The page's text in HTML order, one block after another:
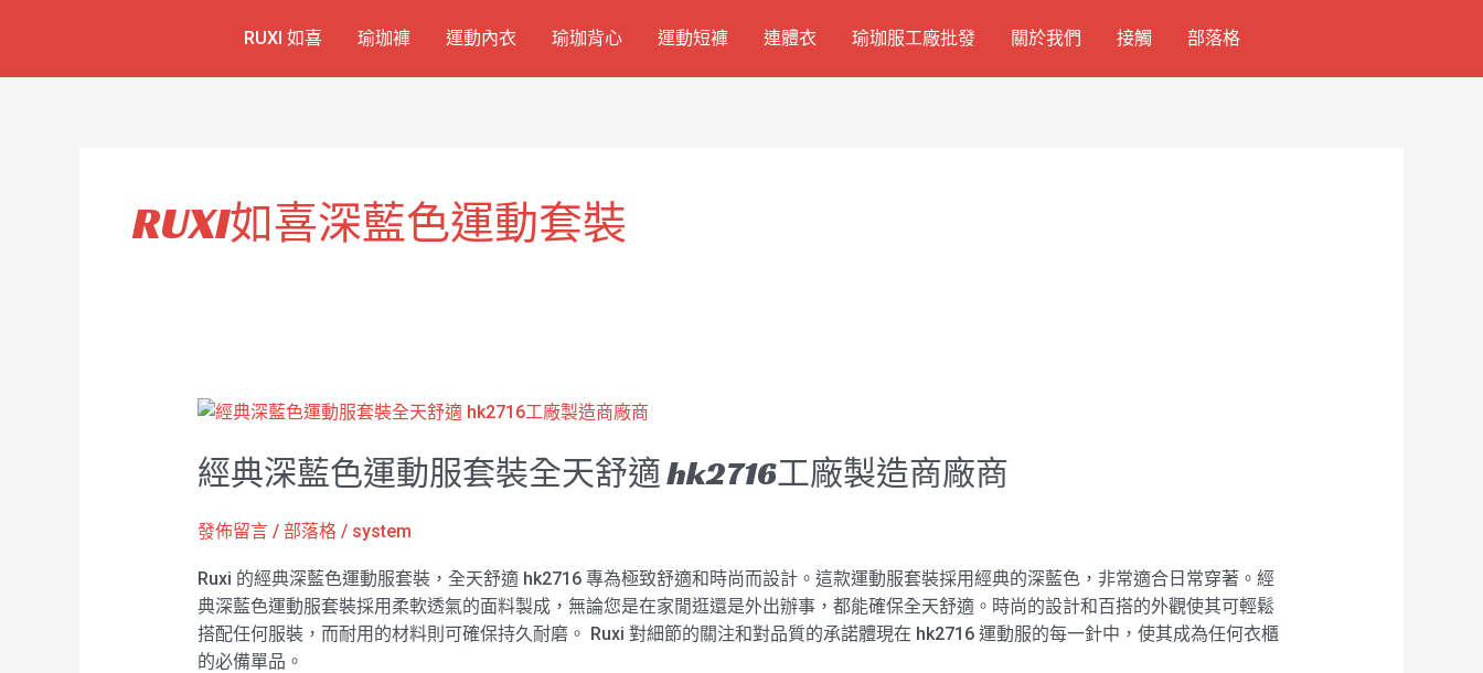
RUXI 如喜 瑜珈褲 運動內衣 瑜珈背心 運動短褲 連體衣 瑜珈服工廠批發 關於我們 接觸 部落格
RUXI如喜深藍色運動套裝
經典深藍色運動服套裝全天舒適 hk2716工廠製造商廠商
發佈留言 / 部落格/ system
Ruxi 的經典深藍色運動服套裝，全天舒適 hk2716 專為極致舒適和時尚而設計。這款運動服套裝採用經典的深藍色，非常適合日常穿著。經
典深藍色運動服套裝採用柔軟透氣的面料製成，無論您是在家閒逛還是外出辦事，都能確保全天舒適。時尚的設計和百搭的外觀使其可輕鬆
搭配任何服裝，而耐用的材料則可確保持久耐磨。 Ruxi 對細節的關注和對品質的承諾體現在 hk2716 運動服的每一針中，使其成為任何衣櫃
的必備單品。
經
深
藍
色
動
服
套
裝